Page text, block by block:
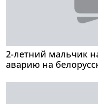
2-летний мальчик
аварию на